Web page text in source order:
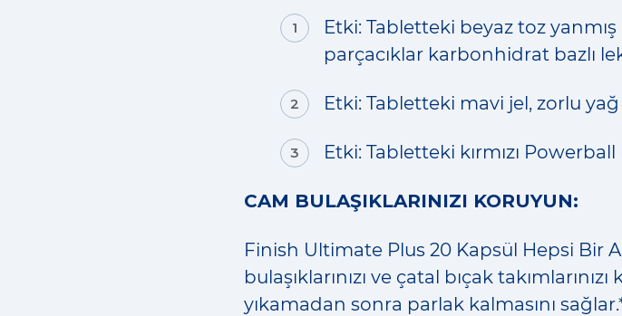
Etki: Tabletteki beyaz toz yanmış
parçacıklar karbonhidrat bazlı
Etki: Tabletteki mavi jel, zorlu
Etki: Tabletteki kırmızı
CAM BULAŞIKLARINIZI KORUYUN:
Finish Ultimate Plus 20 Kapsül Hepsi Bir
bulaşıklarınızı ve çatal bıçak
yıkamadan sonra parlak kalmasını